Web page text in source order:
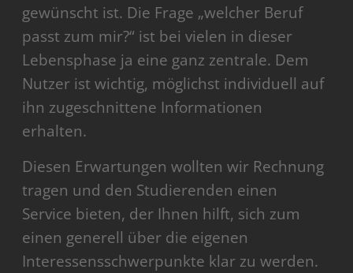
gewünscht ist. Die Frage „welcher Beruf
passt zum mir?“ ist bei vielen in dieser
Lebensphase ja eine ganz zentrale. Dem
Nutzer ist wichtig, möglichst individuell auf
ihn zugeschnittene Informationen
erhalten.
Diesen Erwartungen wollten wir Rechnung
tragen und den Studierenden einen
Service bieten, der Ihnen hilft, sich zum
einen generell über die eigenen
Interessensschwerpunkte klar zu werden.